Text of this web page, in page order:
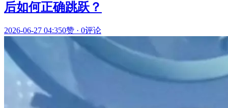
后如何正确跳跃？
2026-06-27 04:350赞 · 0评论